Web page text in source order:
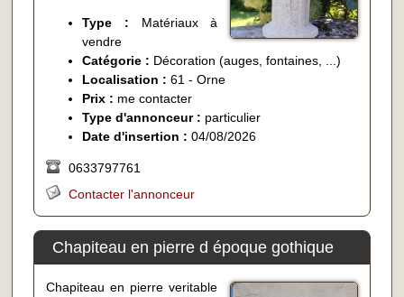
Type : Matériaux à
vendre
Catégorie : Décoration (auges, fontaines, ...)
Localisation :61 - Orne
Prix : me contacter
Type d'annonceur : particulier
Date d'insertion :04/08/2026
0633797761
Contacter l'annonceur
Chapiteau en pierre d époque gothique
Chapiteau en pierre veritable